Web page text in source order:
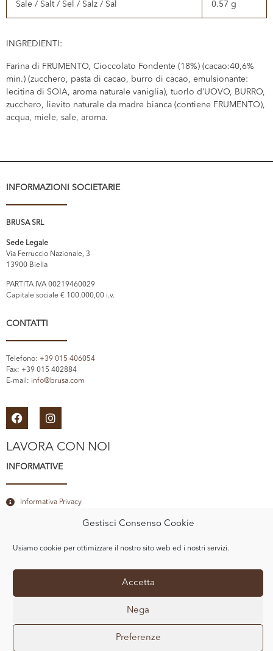
Gestisci Consenso Cookie
Usiamo cookie per ottimizzare il nostro sito web ed i nostri servizi.
Accetta
Nega
Preferenze
Sale / Salt / Sel / Salz / Sal 0.57 g
INGREDIENTI:
Farina di FRUMENTO, Cioccolato Fondente (18%) (cacao:40,6%
min.) (zucchero, pasta di cacao, burro di cacao, emulsionante:
lecitina di SOIA, aroma naturale vaniglia), tuorlo d’UOVO, BURRO,
zucchero, lievito naturale da madre bianca (contiene FRUMENTO),
acqua, miele, sale, aroma.
INFORMAZIONI SOCIETARIE
BRUSA SRL
Sede Legale
Via Ferruccio Nazionale, 3
13900 Biella
PARTITA IVA 00219460029
Capitale sociale € 100.000,00 i.v.
CONTATTI
Telefono: +39 015 406054
Fax: +39 015 402884
E-mail: info@brusa.com
LAVORA CON NOI
INFORMATIVE
Informativa Privacy
Acquista su SpaccioBrusa
© Copyright 2020 BRUSA SRL — All Rights Reserved.